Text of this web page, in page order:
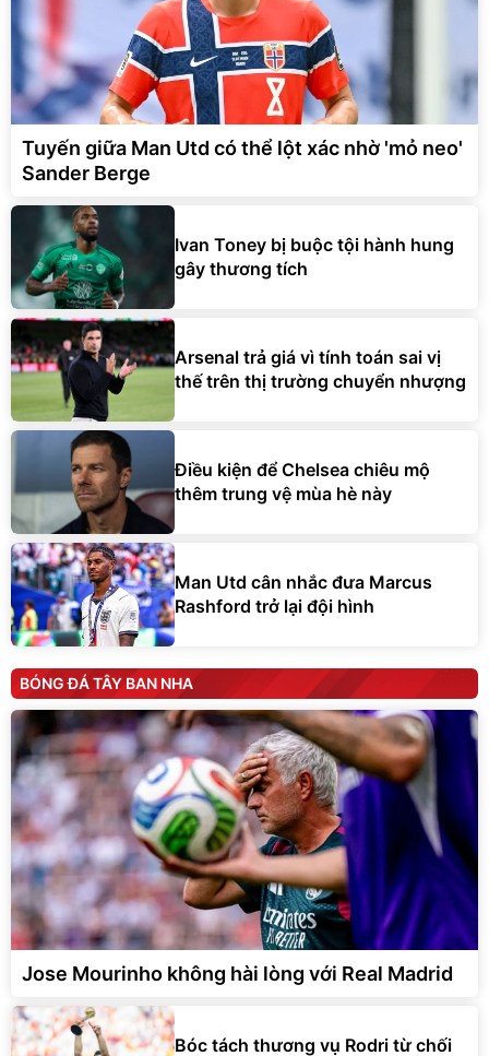
Tuyến giữa Man Utd có thể lột xác nhờ 'mỏ neo'
Sander Berge
Ivan Toney bị buộc tội hành hung
gây thương tích
Arsenal trả giá vì tính toán sai vị
thế trên thị trường chuyển nhượng
Điều kiện để Chelsea chiêu mộ
thêm trung vệ mùa hè này
Man Utd cân nhắc đưa Marcus
Rashford trở lại đội hình
BÓNG ĐÁ TÂY BAN NHA
Jose Mourinho không hài lòng với Real Madrid
Bóc tách thương vụ Rodri từ chối